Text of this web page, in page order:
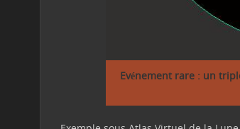
Evénement rare : un